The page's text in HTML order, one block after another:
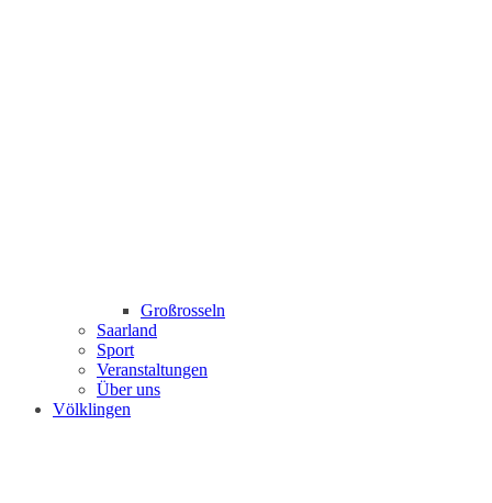
Großrosseln
Saarland
Sport
Veranstaltungen
Über uns
Völklingen